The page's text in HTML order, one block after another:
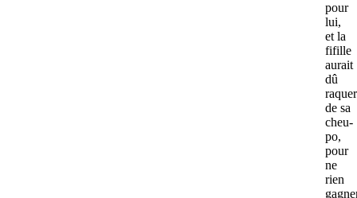
pour
lui,
et la
fifille
aurait
dû
raquer
de sa
cheu-
po,
pour
ne
rien